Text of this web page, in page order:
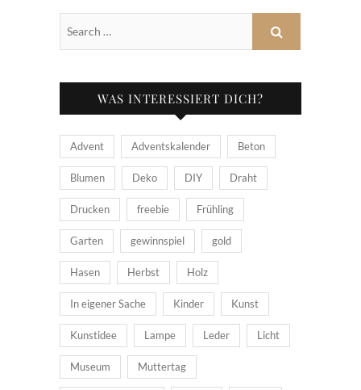
WAS INTERESSIERT DICH?
Advent Adventskalender Beton
Blumen Deko DIY Draht
Drucken freebie Frühling
Garten gewinnspiel gold
Hasen Herbst Holz
In eigener Sache Kinder Kunst
Kunstidee Lampe Leder Licht
Museum Muttertag